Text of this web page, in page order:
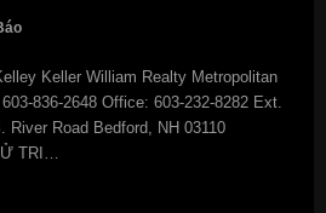
Keller William Realty Metropolitan
836-2648 Office: 603-232-8282 Ext.
River Road Bedford, NH 03110
TRI…